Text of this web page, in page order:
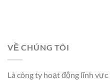
VỀ CHÚNG TÔI
Là công ty hoạt động lĩnh